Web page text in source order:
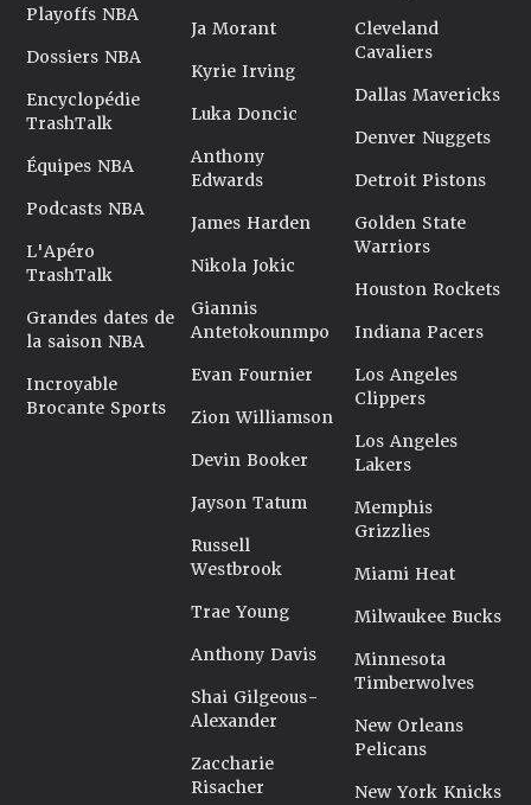
Playoffs NBA
Dossiers NBA
Encyclopédie
TrashTalk
Équipes NBA
Podcasts NBA
L'Apéro
TrashTalk
Grandes dates de
la saison NBA
Incroyable
Brocante Sports
Ja Morant
Kyrie Irving
Luka Doncic
Anthony
Edwards
James Harden
Nikola Jokic
Giannis
Antetokounmpo
Evan Fournier
Zion Williamson
Devin Booker
Jayson Tatum
Russell
Westbrook
Trae Young
Anthony Davis
Shai Gilgeous-
Alexander
Zaccharie
Risacher
Cleveland
Cavaliers
Dallas Mavericks
Denver Nuggets
Detroit Pistons
Golden State
Warriors
Houston Rockets
Indiana Pacers
Los Angeles
Clippers
Los Angeles
Lakers
Memphis
Grizzlies
Miami Heat
Milwaukee Bucks
Minnesota
Timberwolves
New Orleans
Pelicans
New York Knicks